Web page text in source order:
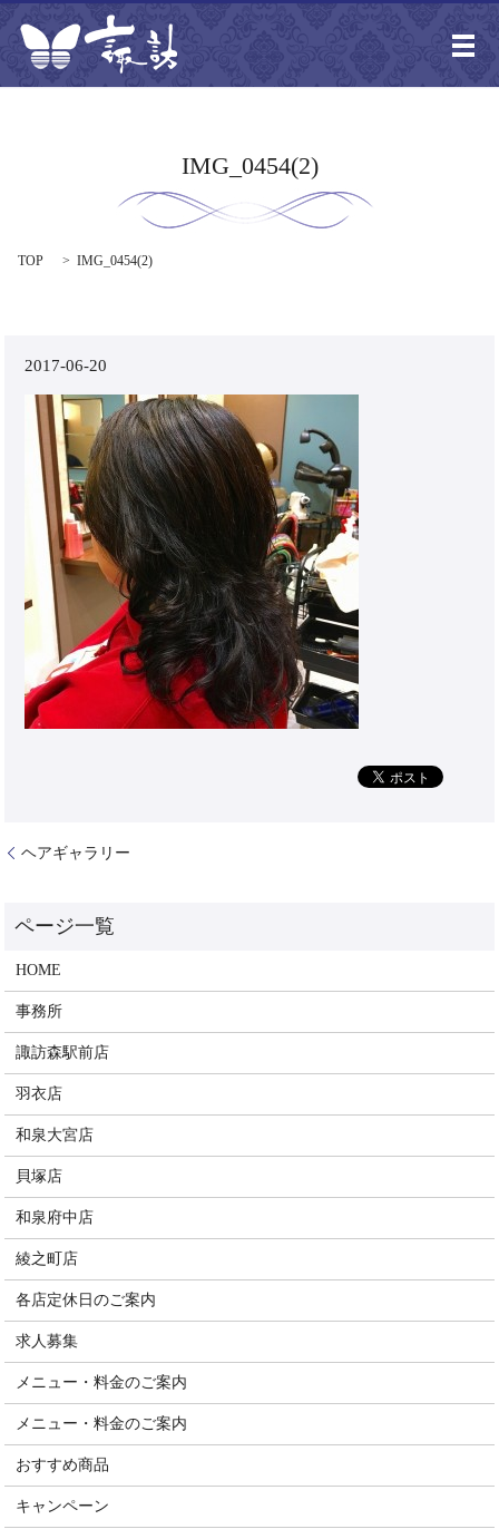
メ
IMG_0454(2)
TOP IMG_0454(2)
2017-06-20
ヘアギャラリー
HOME
事務所
諏訪森駅前店
羽衣店
和泉大宮店
貝塚店
和泉府中店
綾之町店
各店定休日のご案内
求人募集
メニュー・料金のご案内
メニュー・料金のご案内
おすすめ商品
キャンペーン